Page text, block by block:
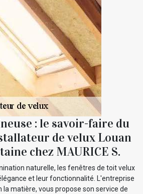
: le savoir-faire du
de velux Louan
chez MAURICE S.
naturelle, les fenêtres de toit velux
et leur fonctionnalité. L'entreprise
la matière, vous propose son service de